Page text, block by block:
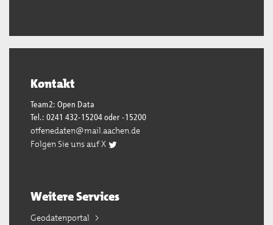
Kontakt
Team2: Open Data
Tel.: 0241 432-15204 oder -15200
offenedaten@mail.aachen.de
Folgen Sie uns auf X
Weitere Services
Geodatenportal